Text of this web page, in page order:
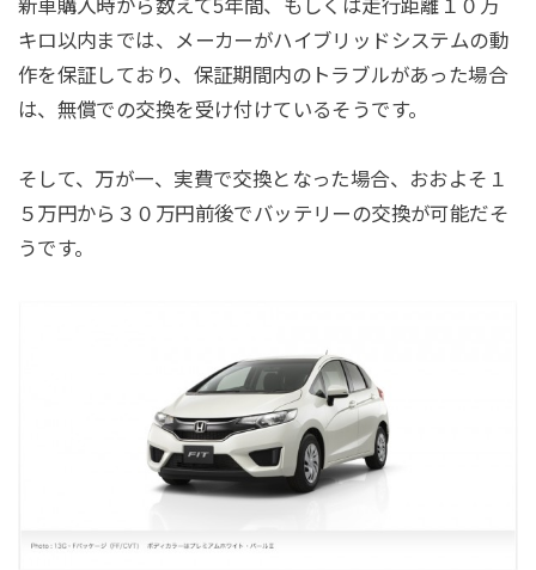
新車購入時から数えて5年間、もしくは走行距離１０万
キロ以内までは、メーカーがハイブリッドシステムの動
作を保証しており、保証期間内のトラブルがあった場合
は、無償での交換を受け付けているそうです。
そして、万が一、実費で交換となった場合、おおよそ１
５万円から３０万円前後でバッテリーの交換が可能だそ
うです。